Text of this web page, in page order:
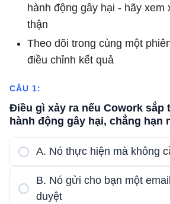
hành động gây hại - hãy xem
thận
Theo dõi trong cùng một
điều chỉnh kết quả
CÂU 1:
Điều gì xảy ra nếu Cowork sắp
hành động gây hại, chẳng hạn
A. Nó thực hiện mà không
B. Nó gửi cho bạn một
duyệt